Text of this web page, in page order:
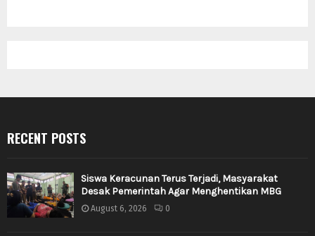
RECENT POSTS
Siswa Keracunan Terus Terjadi, Masyarakat
Desak Pemerintah Agar Menghentikan MBG
August 6, 2026 0